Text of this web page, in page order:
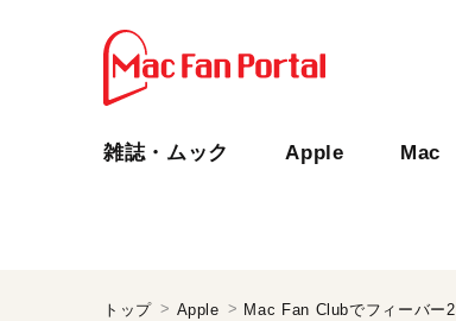
雑誌・ムック Apple Mac
トップ Apple Mac Fan Clubでフィーバー2